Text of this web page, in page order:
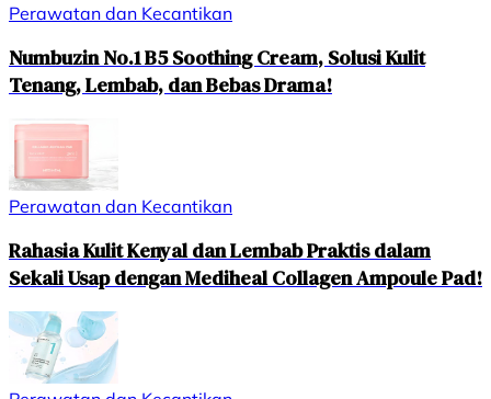
Perawatan dan Kecantikan
Numbuzin No.1 B5 Soothing Cream, Solusi Kulit
Tenang, Lembab, dan Bebas Drama!
Perawatan dan Kecantikan
Rahasia Kulit Kenyal dan Lembab Praktis dalam
Sekali Usap dengan Mediheal Collagen Ampoule Pad!